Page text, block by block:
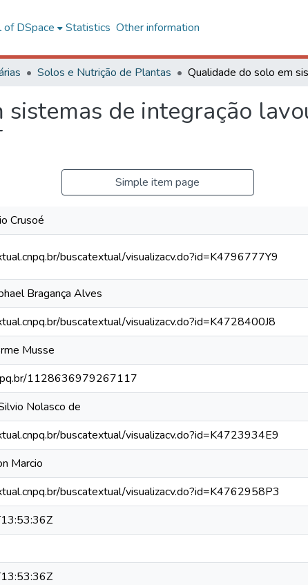
of DSpace Statistics Other information
Solos e Nutrição de Plantas
de integração
Simple item page
Crusoé
buscatextual/visualizacv.do?id=K4796777Y9
Bragança Alves
buscatextual/visualizacv.do?id=K4728400J8
Musse
1128636979267117
Nolasco de
buscatextual/visualizacv.do?id=K4723934E9
Marcio
buscatextual/visualizacv.do?id=K4762958P3